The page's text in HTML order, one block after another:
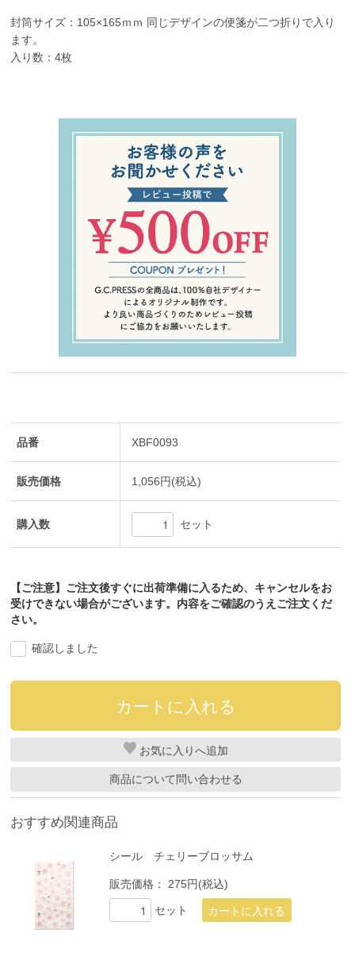
封筒サイズ：105×165ｍｍ 同じデザインの便箋が二つ折りで入り
ます。
入り数：4枚
品番 XBF0093
販売価格 1,056円(税込)
購入数 セット
【ご注意】ご注文後すぐに出荷準備に入るため、キャンセルをお
受けできない場合がございます。内容をご確認のうえご注文くだ
さい。
確認しました
お気に入り
商品について問い合わせる
おすすめ関連商品
シール チェリーブロッサム
販売価格： 275円(税込)
セット